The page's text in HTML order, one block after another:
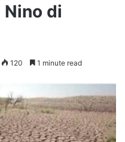
Nino di
120 1 minute read